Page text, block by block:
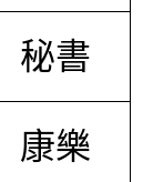
秘書
康樂